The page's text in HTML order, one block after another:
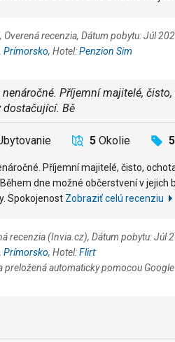
Overená recenzia, Dátum pobytu: Júl
, Prímorsko, Hotel:Penzion Sim
Příjemní majitelé,
dostačující. Bě
5 Okolie 5
Příjemní majitelé, čisto,
dne možné občerstvení v jejich
Spokojenost Zobraziť celú recenziu
recenzia (Invia.cz), Dátum pobytu: Júl
, Prímorsko, Hotel:Flirt
preložená automaticky pomocou